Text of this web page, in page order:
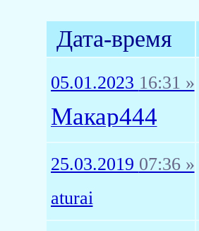
Дата-время
05.01.2023 16:31 »
Макар444
25.03.2019 07:36 »
aturai